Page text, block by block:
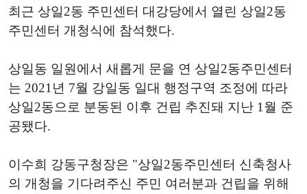
최근 상일2동 주민센터 대강당에서 열린 상일2동
주민센터 개청식에 참석했다.
상일동 일원에서 새롭게 문을 연 상일2동주민센터
는 2021년 7월 강일동 일대 행정구역 조정에 따라
상일2동으로 분동된 이후 건립 추진돼 지난 1월 준
공됐다.
이수희 강동구청장은 "상일2동주민센터 신축청사
의 개청을 기다려주신 주민 여러분과 건립을 위해